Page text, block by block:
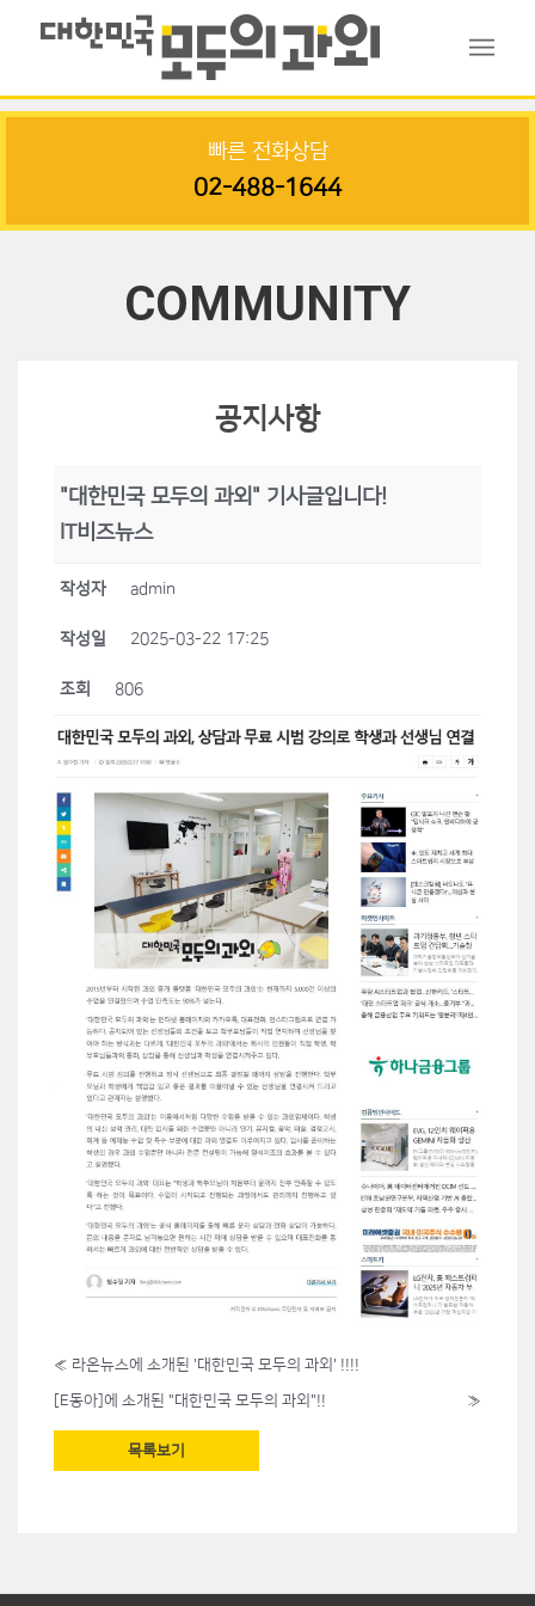
빠른 전화상담
02-488-1644
COMMUNITY
공지사항
"대한민국 모두의 과외" 기사글입니다!
IT비즈뉴스
작성자 admin
작성일 2025-03-22 17:25
조회 806
« 라온뉴스에 소개된 '대한민국 모두의 과외' !!!!
[E동아]에 소개된 "대한민국 모두의 과외"!! »
목록보기